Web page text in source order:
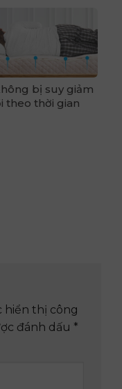
bị suy giảm
theo thời gian
hiển thị công
đánh dấu *